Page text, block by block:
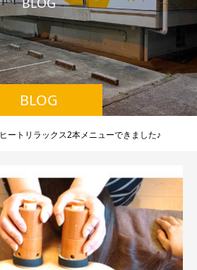
BLOG
ヒートリラックス2本メニューできました♪